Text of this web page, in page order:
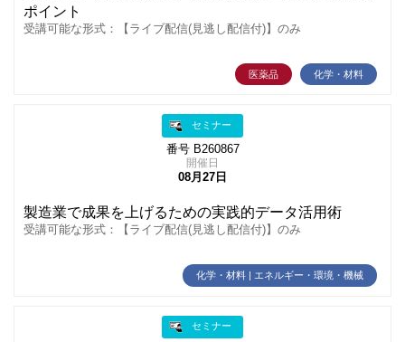
ポイント
受講可能な形式：【ライブ配信(見逃し配信付)】のみ
医薬品 化学・材料
セミナー
番号 B260867
開催日
08月27日
製造業で成果を上げるための実践的データ活用術
受講可能な形式：【ライブ配信(見逃し配信付)】のみ
化学・材料 | エネルギー・環境・機械
セミナー